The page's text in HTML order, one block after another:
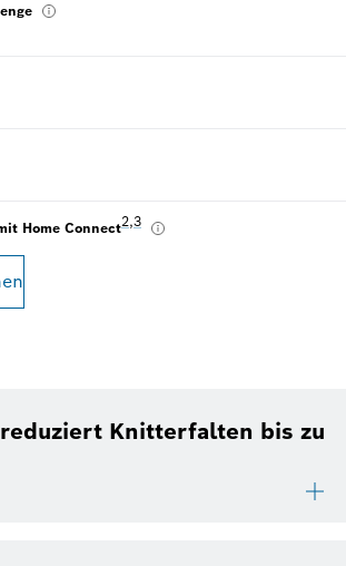
findest du unter https://
Home ConnectFußnote 2: Wir stellen von Zeit
2,,Fußnote 3: Einige der
3
Knitterfalten bis zu